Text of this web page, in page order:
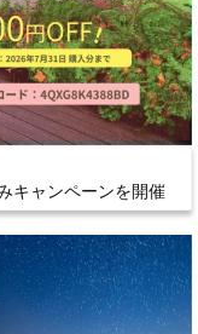
キャンペーンを開催